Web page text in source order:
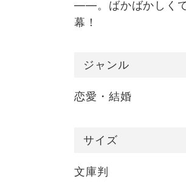
――。ばかばかしくて
幕！
ジャンル
恋愛・結婚
サイズ
文庫判